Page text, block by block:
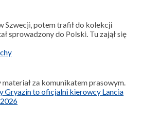
Szwecji, potem trafił do kolekcji
sprowadzony do Polski. Tu zajął się
za komunikatem prasowym.
Gryazin to oficjalni kierowcy Lancia